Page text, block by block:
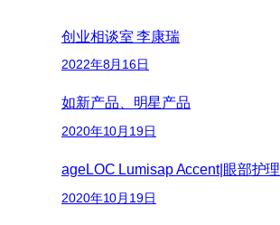
创业相谈室 李康瑞
2022年8月16日
如新产品、明星产品
2020年10月19日
ageLOC Lumisap Accent|眼部护理
2020年10月19日